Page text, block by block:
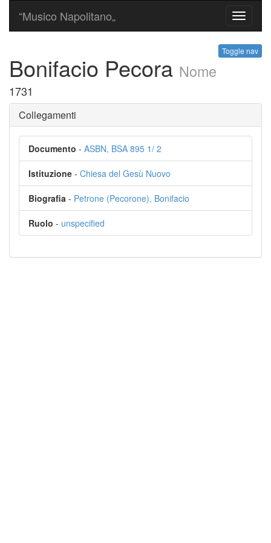
Toggle
“Musico Napolitano„
Toggle nav
Bonifacio Pecora Nome
1731
Collegamenti
Documento - ASBN, BSA 895 1/ 2
Istituzione - Chiesa del Gesù Nuovo
Biografia - Petrone (Pecorone), Bonifacio
Ruolo - unspecified